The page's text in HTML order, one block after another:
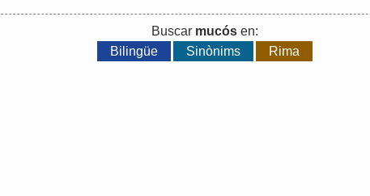
Buscar mucós en:
Bilingüe
Sinònims Rima